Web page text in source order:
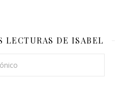
LECTURAS DE ISABEL